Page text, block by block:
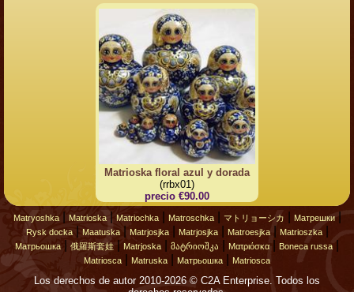
Matrioska floral azul y dorada
(rrbx01)
precio €90.00
Matryoshka| Matrioska| Matriochka| Matroschka| マトリョーシカ Матрешки|
Rysk docka| Maatuska| Matrjosjka| Matrjosjka| Matroesjka| Matrioszka|
Матрьошка 俄羅斯套娃 Matrjoska მატრიოშკა Ματριόσκα| Boneca russa
Matriosca Matruska Матрьошка Matriosca
Los derechos de autor 2010-2026 © C2A Enterprise. Todos los